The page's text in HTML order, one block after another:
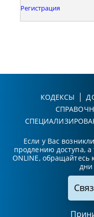
Регистрация
КОДЕКСЫ
Если у Вас
продлению доступа,
ONLINE,
дни